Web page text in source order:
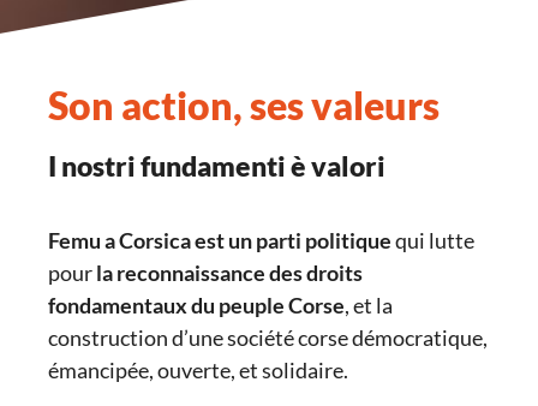
Son action, ses valeurs
I nostri fundamenti è valori
Femu a Corsica est un parti politiquequi lutte
pourla reconnaissance des droits
fondamentaux du peuple Corse, et la
construction d’une société corse démocratique,
émancipée, ouverte, et solidaire.